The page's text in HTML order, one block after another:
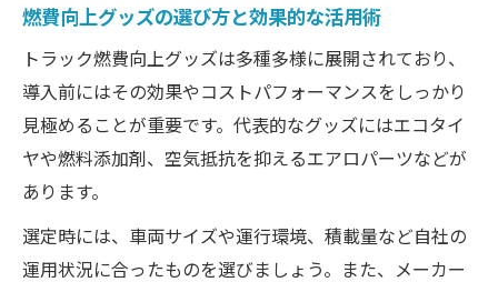
燃費向上グッズの選び方と効果的な活用術
トラック燃費向上グッズは多種多様に展開されており、
導入前にはその効果やコストパフォーマンスをしっかり
見極めることが重要です。代表的なグッズにはエコタイ
ヤや燃料添加剤、空気抵抗を抑えるエアロパーツなどが
あります。
選定時には、車両サイズや運行環境、積載量など自社の
運用状況に合ったものを選びましょう。また、メーカー